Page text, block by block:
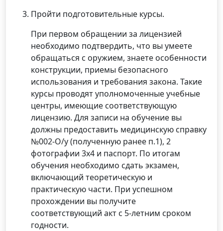
Пройти подготовительные курсы.
При первом обращении за лицензией
необходимо подтвердить, что вы умеете
обращаться с оружием, знаете особенности
конструкции, приемы безопасного
использования и требования закона. Такие
курсы проводят уполномоченные учебные
центры, имеющие соответствующую
лицензию. Для записи на обучение вы
должны предоставить медицинскую справку
№002-О/у (полученную ранее п.1), 2
фотографии 3х4 и паспорт. По итогам
обучения необходимо сдать экзамен,
включающий теоретическую и
практическую части. При успешном
прохождении вы получите
соответствующий акт с 5-летним сроком
годности.